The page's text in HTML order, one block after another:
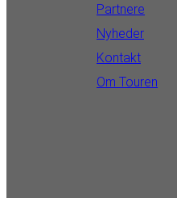
Partnere
Nyheder
Kontakt
Om Touren